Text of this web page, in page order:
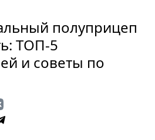
полуприцеп
ТОП-5
и советы по